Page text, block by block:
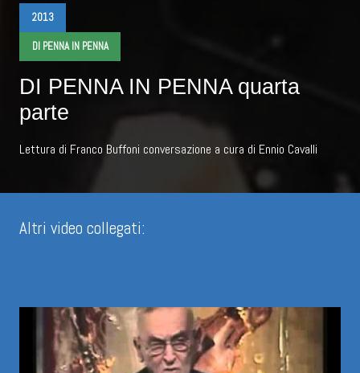
2013
DI PENNA IN PENNA
DI PENNA IN PENNA quarta
parte
Lettura di Franco Buffoni conversazione a cura di Ennio Cavalli
Altri video collegati: